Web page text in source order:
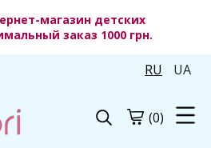
магазин детских
заказ 1000 грн.
RU UA
(0)